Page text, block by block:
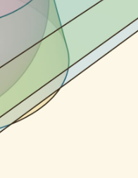
сле­дует
про­ве­дён­ные из